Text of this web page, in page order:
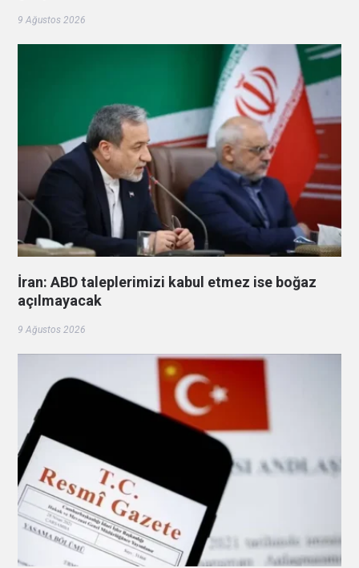
9 Ağustos 2026
İran: ABD taleplerimizi kabul etmez ise boğaz
açılmayacak
9 Ağustos 2026